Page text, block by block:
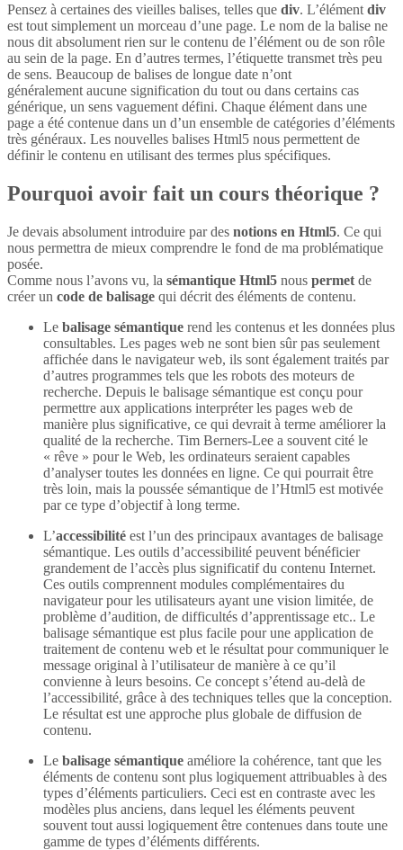
Pensez à certaines des vieilles balises, telles que div. L’élément div
est tout simplement un morceau d’une page. Le nom de la balise ne
nous dit absolument rien sur le contenu de l’élément ou de son rôle
au sein de la page. En d’autres termes, l’étiquette transmet très peu
de sens. Beaucoup de balises de longue date n’ont
généralement aucune signification du tout ou dans certains cas
générique, un sens vaguement défini. Chaque élément dans une
page a été contenue dans un d’un ensemble de catégories d’éléments
très généraux. Les nouvelles balises Html5 nous permettent de
définir le contenu en utilisant des termes plus spécifiques.
Pourquoi avoir fait un cours théorique ?
Je devais absolument introduire par des notions en Html5. Ce qui
nous permettra de mieux comprendre le fond de ma problématique
posée.
Comme nous l’avons vu, la sémantique Html5 nous permet de
créer un code de balisage qui décrit des éléments de contenu.
Le balisage sémantique rend les contenus et les données plus
consultables. Les pages web ne sont bien sûr pas seulement
affichée dans le navigateur web, ils sont également traités par
d’autres programmes tels que les robots des moteurs de
recherche. Depuis le balisage sémantique est conçu pour
permettre aux applications interpréter les pages web de
manière plus significative, ce qui devrait à terme améliorer la
qualité de la recherche. Tim Berners-Lee a souvent cité le
« rêve » pour le Web, les ordinateurs seraient capables
d’analyser toutes les données en ligne. Ce qui pourrait être
très loin, mais la poussée sémantique de l’Html5 est motivée
par ce type d’objectif à long terme.
L’accessibilité est l’un des principaux avantages de balisage
sémantique. Les outils d’accessibilité peuvent bénéficier
grandement de l’accès plus significatif du contenu Internet.
Ces outils comprennent modules complémentaires du
navigateur pour les utilisateurs ayant une vision limitée, de
problème d’audition, de difficultés d’apprentissage etc.. Le
balisage sémantique est plus facile pour une application de
traitement de contenu web et le résultat pour communiquer le
message original à l’utilisateur de manière à ce qu’il
convienne à leurs besoins. Ce concept s’étend au-delà de
l’accessibilité, grâce à des techniques telles que la conception.
Le résultat est une approche plus globale de diffusion de
contenu.
Le balisage sémantique améliore la cohérence, tant que les
éléments de contenu sont plus logiquement attribuables à des
types d’éléments particuliers. Ceci est en contraste avec les
modèles plus anciens, dans lequel les éléments peuvent
souvent tout aussi logiquement être contenues dans toute une
gamme de types d’éléments différents.